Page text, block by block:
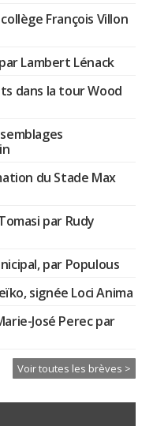
François Villon
Lambert Lénack
dans la tour Wood
du Stade Max
par Rudy
par Populous
signée Loci Anima
José Perec par
Voir toutes les brèves >